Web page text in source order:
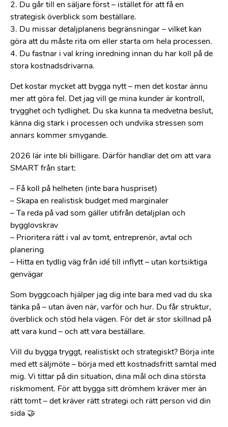
2. Du går till en säljare först – istället för att få en
strategisk överblick som beställare.
3. Du missar detaljplanens begränsningar – vilket kan
göra att du måste rita om eller starta om hela processen.
4. Du fastnar i val kring inredning innan du har koll på de
stora kostnadsdrivarna.
Det kostar mycket att bygga nytt – men det kostar ännu
mer att göra fel. Det jag vill ge mina kunder är kontroll,
trygghet och tydlighet. Du ska kunna ta medvetna beslut,
känna dig stark i processen och undvika stressen som
annars kommer smygande.
2026 lär inte bli billigare. Därför handlar det om att vara
SMART från start:
– Få koll på helheten (inte bara huspriset)
– Skapa en realistisk budget med marginaler
– Ta reda på vad som gäller utifrån detaljplan och
bygglovskrav
– Prioritera rätt i val av tomt, entreprenör, avtal och
planering
– Hitta en tydlig väg från idé till inflytt – utan kortsiktiga
genvägar
Som byggcoach hjälper jag dig inte bara med vad du ska
tänka på – utan även när, varför och hur. Du får struktur,
överblick och stöd hela vägen. För det är stor skillnad på
att vara kund – och att vara beställare.
Vill du bygga tryggt, realistiskt och strategiskt? Börja inte
med ett säljmöte – börja med ett kostnadsfritt samtal med
mig. Vi tittar på din situation, dina mål och dina största
riskmoment. För att bygga sitt drömhem kräver mer än
rätt tomt – det kräver rätt strategi och rätt person vid din
sida 🤝